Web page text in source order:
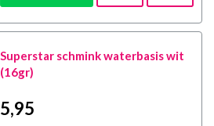
Superstar schmink waterbasis wit
(16gr)
5,95